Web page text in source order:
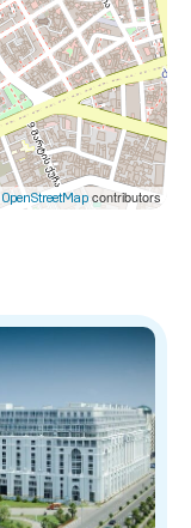
OpenStreetMap contributors